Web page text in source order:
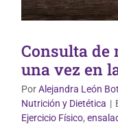
Consulta
una vez en
PorAlejandra León
Nutrición y Dietética |
Ejercicio Físico,